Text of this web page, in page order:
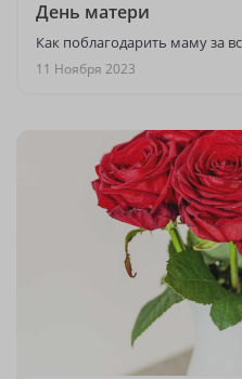
День матери
Как поблагодарить маму за
11 Ноября 2023